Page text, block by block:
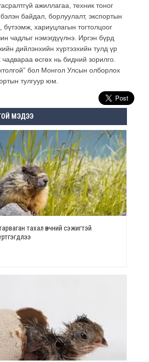
ажиллагаа, техник тоног
байдал, борлуулалт, экспортын
бүтээмж, хариуцлагын тогтолцоог
чадлыг нэмэгдүүлнэ. Иргэн бүрд
дийлэнхийн хүртээхийн тулд үр
өсгөх нь бидний зорилго.
бол Монгол Улсын олборлох
тулгуур юм.
МЭДЭЭ
тахал өвчний сэжигтэй